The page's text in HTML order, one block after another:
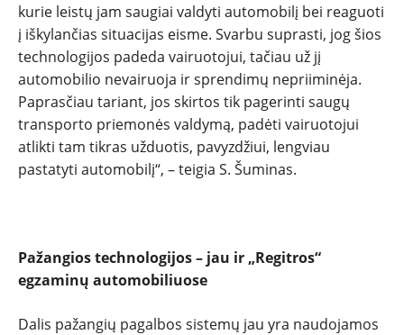
kurie leistų jam saugiai valdyti automobilį bei reaguoti
į iškylančias situacijas eisme. Svarbu suprasti, jog šios
technologijos padeda vairuotojui, tačiau už jį
automobilio nevairuoja ir sprendimų nepriiminėja.
Paprasčiau tariant, jos skirtos tik pagerinti saugų
transporto priemonės valdymą, padėti vairuotojui
atlikti tam tikras užduotis, pavyzdžiui, lengviau
pastatyti automobilį“, – teigia S. Šuminas.
Pažangios technologijos – jau ir „Regitros“
egzaminų automobiliuose
Dalis pažangių pagalbos sistemų jau yra naudojamos